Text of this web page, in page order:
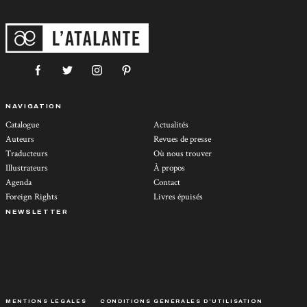
NAVIGATION
Catalogue
Auteurs
Traducteurs
Illustrateurs
Agenda
Foreign Rights
Actualités
Revues de presse
Où nous trouver
À propos
Contact
Livres épuisés
NEWSLETTER
MENTIONS LÉGALES CONDITIONS GÉNÉRALES D’UTILISATION